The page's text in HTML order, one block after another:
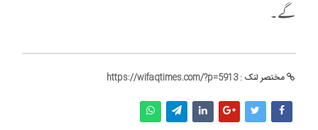
گے۔
مختصر لنک :https://wifaqtimes.com/?p=5913